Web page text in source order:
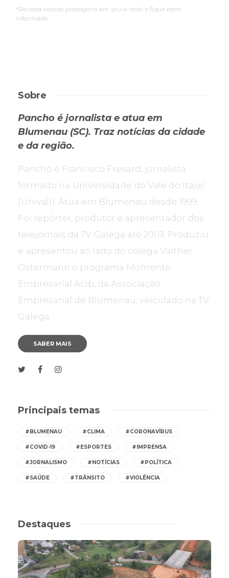
*Receba nossas postagens em seu e-mail e fique bem
informado.
Sobre
Pancho é jornalista e atua em
Blumenau (SC). Traz notícias da cidade
e da região.
Pancho é Francisco Fresard, jornalista
formado na Universidade do Vale do Itajaí
(Univali). Atua em Blumenau desde 1999.
Foi repórter, produtor e apresentador dos
telejornais da TV Galega até 2003. Produziu
e apresentou ao lado do colega Valther
Ostermann o programa Momento
Empresarial Acib, da Associação
Empresarial de Blumenau, veiculado na TV
Galega.
SABER MAIS
Principais temas
#BLUMENAU #CLIMA #CORONAVÍRUS
#COVID-19 #ESPORTES #IMPRENSA
#JORNALISMO #NOTÍCIAS #POLÍTICA
#SAÚDE #TRÂNSITO #VIOLÊNCIA
Destaques